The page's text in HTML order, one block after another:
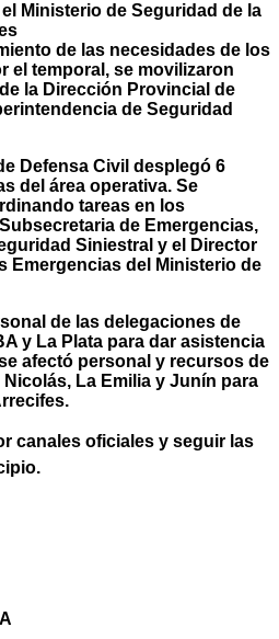
Ministerio de Seguridad de la
de las necesidades de los
el temporal, se movilizaron
la Dirección Provincial de
de Seguridad
Defensa Civil desplegó 6
del área operativa. Se
tareas en los
de Emergencias,
Siniestral y el Director
Emergencias del Ministerio de
de las delegaciones de
y La Plata para dar asistencia
afectó personal y recursos de
La Emilia y Junín para
canales oficiales y seguir las